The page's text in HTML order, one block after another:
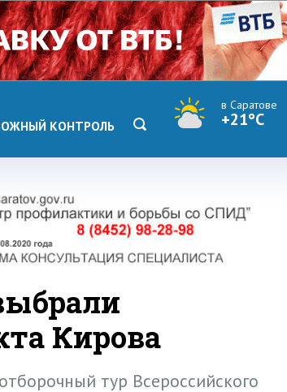
КОНТРОЛЬ
в Саратове
+21°C
Кирова
тур Всероссийского